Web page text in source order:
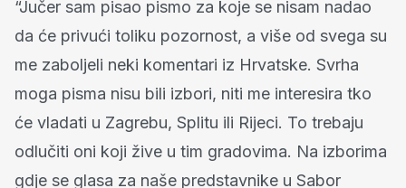
“Jučer sam pisao pismo za koje se nisam nadao
da će privući toliku pozornost, a više od svega su
me zaboljeli neki komentari iz Hrvatske. Svrha
moga pisma nisu bili izbori, niti me interesira tko
će vladati u Zagrebu, Splitu ili Rijeci. To trebaju
odlučiti oni koji žive u tim gradovima. Na izborima
gdje se glasa za naše predstavnike u Sabor